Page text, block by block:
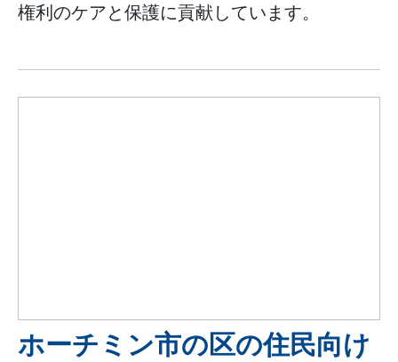
権利のケアと保護に貢献しています。
ホーチミン市の区の住民向け